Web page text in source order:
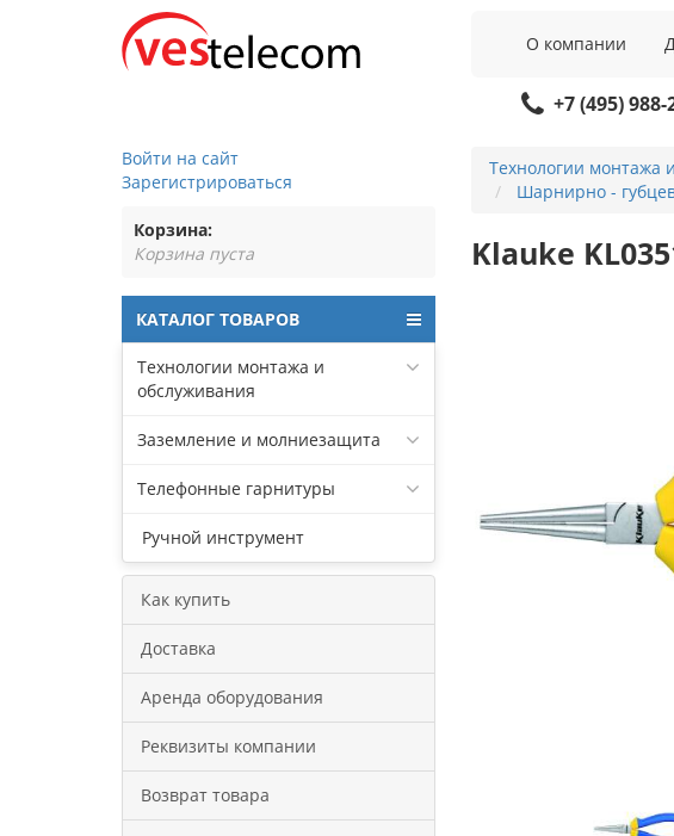
О компании
+7 (495) 988-
Войти на сайт
Зарегистрироваться
Корзина:
Корзина пуста
КАТАЛОГ ТОВАРОВ
Технологии монтажа и
обслуживания
Заземление и молниезащита
Телефонные гарнитуры
Ручной инструмент
Как купить
Доставка
Аренда оборудования
Реквизиты компании
Возврат товара
Технологии монтажа
Шарнирно -
Klauke